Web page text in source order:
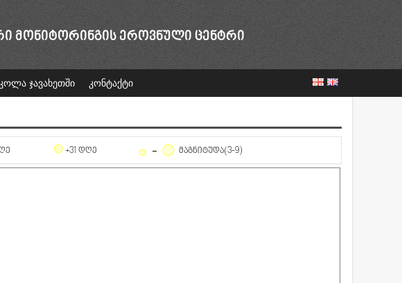
ᲛᲝᲜᲘᲢᲝᲠᲘᲜᲒᲘᲡ ᲔᲠᲝᲕᲜᲣᲚᲘ ᲪᲔᲜᲢᲠᲘ
ჯავახეთში კონტაქტი
+31 ᲓᲦᲔ ᲛᲐᲒᲜᲘᲢᲣᲓᲐ(3-9)